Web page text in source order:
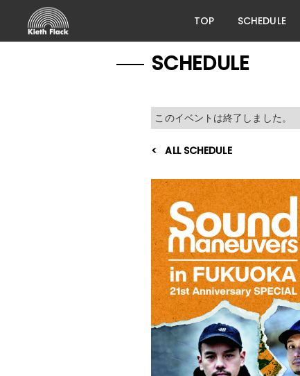
TOP SCHEDULE
SCHEDULE
このイベントは終了しました。
ALL SCHEDULE